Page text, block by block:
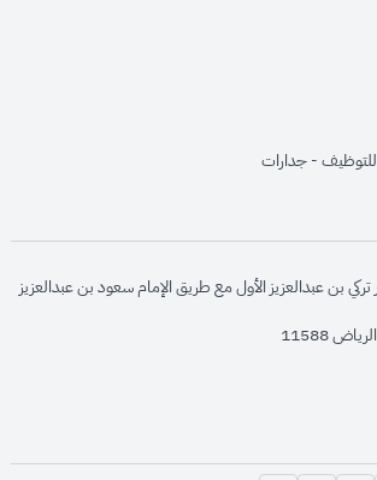
opens in new
opens in
opens in new
opens in
opens in new
opens in new
للتوظيف - جداراتopens in new window
بن عبدالعزيز الأول مع طريق الإمام سعود بن عبدالعزيز